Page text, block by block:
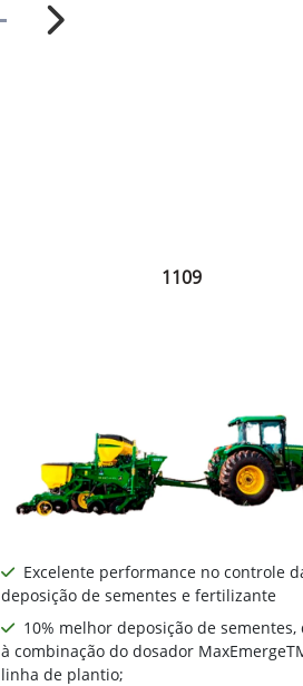
Próximo
1109
Excelente performance no controle
deposição de sementes e fertilizante
10% melhor deposição de sementes,
à combinação do dosador
linha de plantio;